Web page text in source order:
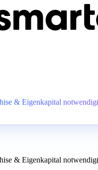
& Eigenkapital
& Eigenkapital